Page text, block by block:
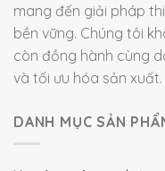
mang đến giải pháp
bền vững. Chúng tôi
còn đồng hành cùng
và tối ưu hóa sản xuất.
DANH MỤC SẢN